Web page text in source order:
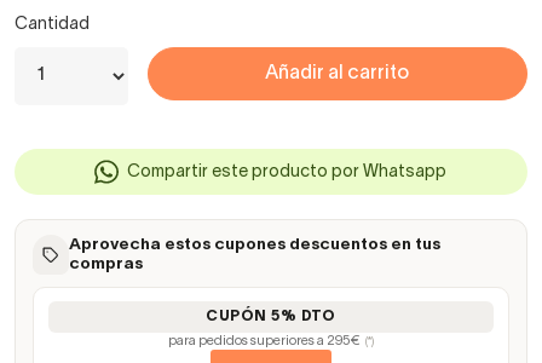
Cantidad
Añadir al carrito
Compartir este producto por Whatsapp
Aprovecha estos cupones descuentos en tus
compras
CUPÓN 5% DTO
para pedidos superiores a 295€ (*)